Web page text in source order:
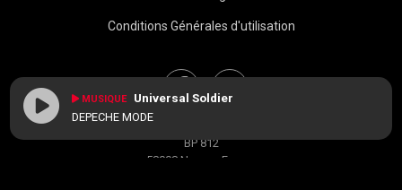
Conditions Générales d'utilisation
BP 812
58008 Nevers, France
MUSIQUE Universal Soldier
DEPECHE MODE